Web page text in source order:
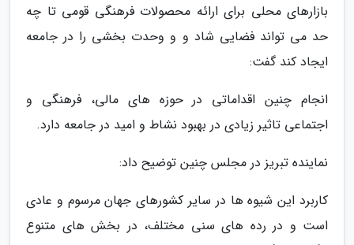
بازارهای محلی برای ارائه محصولات فرهنگی قومی تا چه
حد می تواند فضایی شاد و و وحدت بخشی را در جامعه
ایجاد کند گفت:
انجام چنین اقداماتی در حوزه های مالی، فرهنگی و
اجتماعی تاثیر زیادی در بهبود نشاط و امید در جامعه دارد.
نماینده تبریز در مجلس چنین توضیح داد:
کاربرد این شیوه ها در سایر کشورهای جهان مرسوم و عادی
است و در رده های سنی مختلف، در بخش های متنوع